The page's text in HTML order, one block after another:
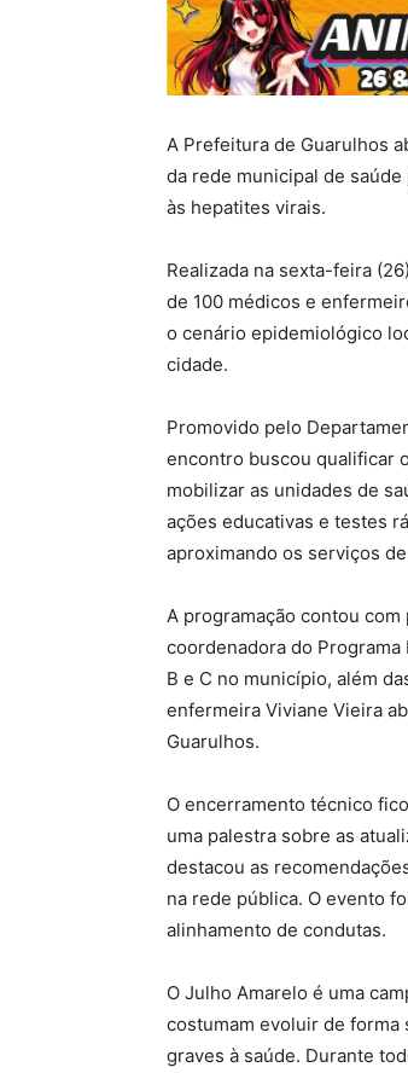
A Prefeitura de Guarulhos
da rede municipal de
às hepatites virais.
Realizada na sexta-feira
de 100 médicos e
o cenário epidemiológico
cidade.
Promovido pelo
encontro buscou qualificar
mobilizar as unidades de
ações educativas e testes
aproximando os serviços
A programação contou
coordenadora do
B e C no município, além
enfermeira Viviane Vieira
Guarulhos.
O encerramento técnico
uma palestra sobre as
destacou as
na rede pública. O evento
alinhamento de condutas.
O Julho Amarelo é uma
costumam evoluir de forma
graves à saúde. Durante